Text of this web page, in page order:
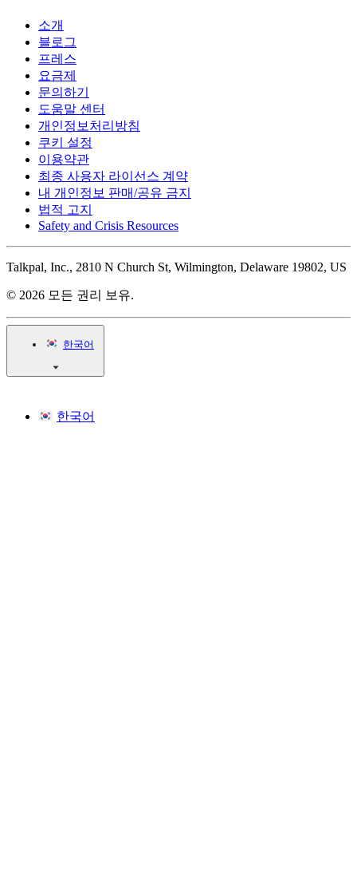
소개
블로그
프레스
요금제
문의하기
도움말 센터
개인정보처리방침
쿠키 설정
이용약관
최종 사용자 라이선스 계약
내 개인정보 판매/공유 금지
법적 고지
Safety and Crisis Resources
Talkpal, Inc., 2810 N Church St, Wilmington, Delaware 19802, US
© 2026 모든 권리 보유.
한국어
한국어